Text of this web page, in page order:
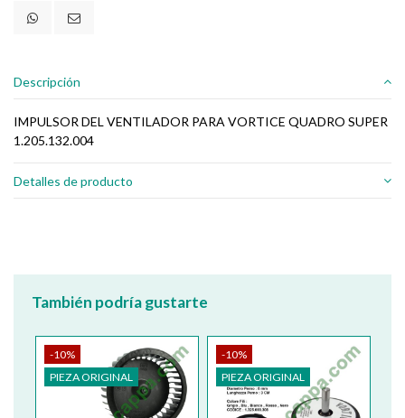
Descripción
IMPULSOR DEL VENTILADOR PARA VORTICE QUADRO SUPER
1.205.132.004
Detalles de producto
También podría gustarte
-10%
PIEZA ORIGINAL
-10%
PIEZA ORIGINAL